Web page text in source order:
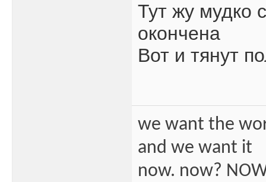
Тут жу мудко
окончена
Вот и тянут
we want the
and we want it
now. now?